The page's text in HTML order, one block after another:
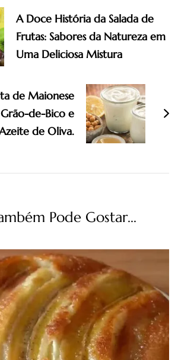
A Doce História da Salada de
Frutas: Sabores da Natureza em
Uma Deliciosa Mistura
de Maionese
de-Bico e
de Oliva.
Pode Gostar...